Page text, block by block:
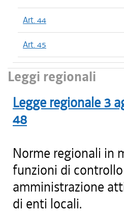
Art. 44
Art. 45
Leggi regionali
Legge regionale 3
48
Norme regionali in
funzioni di
amministrazione
di enti locali.